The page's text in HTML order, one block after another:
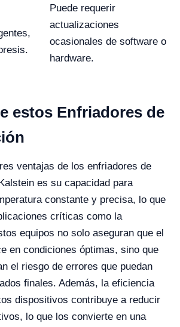
Puede requerir
actualizaciones
ocasionales de software o
hardware.
estos Enfriadores de
ventajas de los enfriadores de
es su capacidad para
constante y precisa, lo que
críticas como la
equipos no solo aseguran que el
en condiciones óptimas, sino que
el riesgo de errores que puedan
finales. Además, la eficiencia
dispositivos contribuye a reducir
lo que los convierte en una